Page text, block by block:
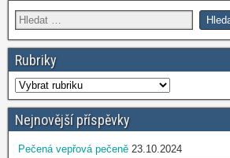
Rubriky
Nejnovější příspěvky
Pečená vepřová pečeně 23.10.2024